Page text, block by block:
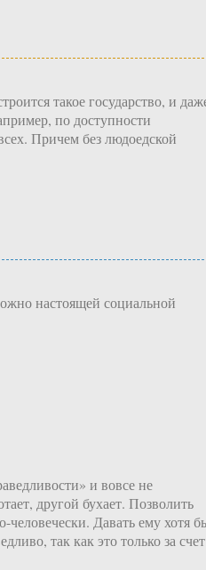
такое государство, и
по доступности
Причем без людоедской
настоящей социальной
и вовсе не
другой бухает. Позволить
человечески. Давать ему хотя
так как это только за счет